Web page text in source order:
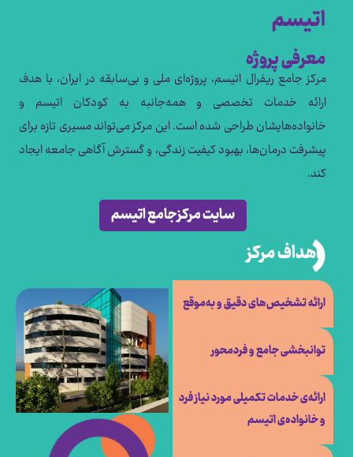
اتیسم
معرفی پروژه
مرکز جامع ریفرال اتیسم، پروژه‌ای ملی و بی‌سابقه در ایران، با هدف
ارائه خدمات تخصصی و همه‌جانبه به کودکان اتیسم و
خانواده‌هایشان طراحی شده است. این مرکز می‌تواند مسیری تازه برای
پیشرفت درمان‌ها، بهبود کیفیت زندگی، و گسترش آگاهی جامعه ایجاد
کند.
سایت مرکزجامع اتیسم
اهداف مرکز
ارائه تشخیص‌های دقیق و به‌موقع
توانبخشی جامع و فردمحور
ارائه‌ی خدمات تکمیلی مورد نیاز فرد
و خانواده‌ی اتیسم